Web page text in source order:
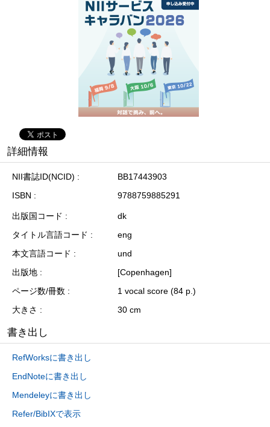
詳細情報
NII書誌ID(NCID)
BB17443903
ISBN
9788759885291
出版国コード
dk
タイトル言語コード
eng
本文言語コード
und
出版地
[Copenhagen]
ページ数/冊数
1 vocal score (84 p.)
大きさ
30 cm
書き出し
RefWorksに書き出し
EndNoteに書き出し
Mendeleyに書き出し
Refer/BibIXで表示